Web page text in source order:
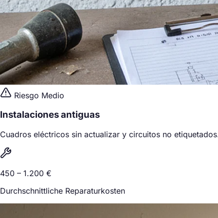
Riesgo Medio
Instalaciones antiguas
Cuadros eléctricos sin actualizar y circuitos no
450 – 1.200 €
Durchschnittliche Reparaturkosten